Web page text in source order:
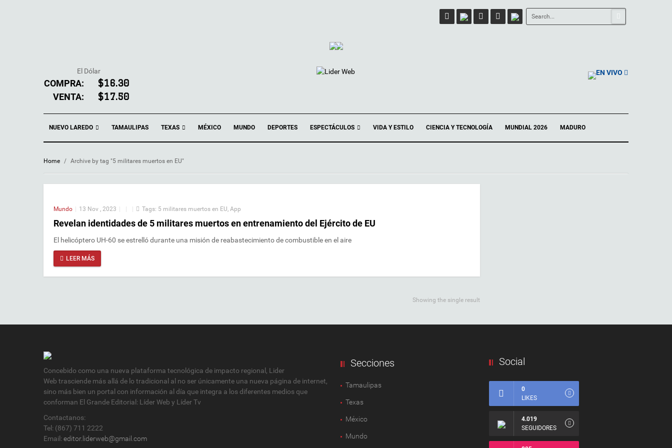
El Dólar
COMPRA: $16.30
VENTA: $17.50
EN VIVO
NUEVO LAREDO TAMAULIPAS TEXAS MÉXICO MUNDO DEPORTES ESPECTÁCULOS VIDA Y ESTILO CIENCIA Y TECNOLOGÍA MUNDIAL 2026 MADURO
Home / Archive by tag "5 militares muertos en EU"
Mundo 13 Nov , 2023 Tags: 5 militares muertos en EU, App
Revelan identidades de 5 militares muertos en entrenamiento del Ejército de EU
El helicóptero UH-60 se estrelló durante una misión de reabastecimiento de combustible en el aire
LEER MÁS
Showing the single result
Concebido como una nueva plataforma tecnológica de impacto regional, Lider
Web trasciende más allá de lo tradicional al no ser únicamente una nueva página de internet,
sino más bien un portal con información al día que integra a los diferentes medios que
conforman El Grande Editorial: Líder Web y Líder Tv
Contactanos:
Tel: (867) 711 2222
Email: editor.liderweb@gmail.com
Secciones
Tamaulipas
Texas
México
Mundo
Social
0
LIKES
4.019
SEGUIDORES